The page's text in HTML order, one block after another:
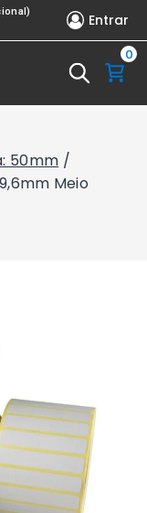
Entrar
0
50mm /
Meio